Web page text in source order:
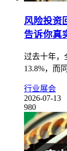
风险投资
告诉你真
过去十年，
13.8%，而
行业展会
2026-07-13
980